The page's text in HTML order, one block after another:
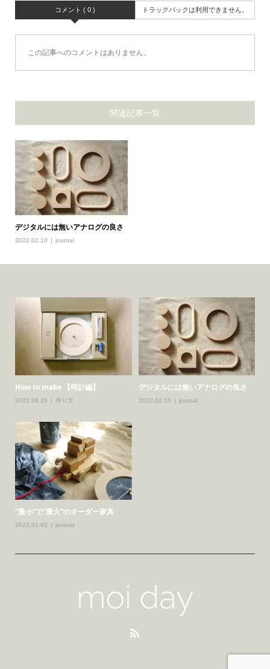
コメント ( 0 ) トラックバックは利用できません。
この記事へのコメントはありません。
関連記事一覧
デジタルには無いアナログの良さ
2022.02.10 journal
How to make 【時計編】
2022.06.20 作り方
デジタルには無いアナログの良さ
2022.02.10 journal
”最小”で”最大”のオーダー家具
2022.02.02 journal